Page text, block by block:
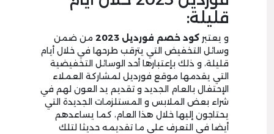
قليلة:
و يعتبر كود خصم فورديل 2023
من ضمن
وسائل التخفيض التي يترقب طرحها في خلال أيام
قليلة، و ذلك بإعتبارها أحد الوسائل التخفيضية
التي يقدمها موقع فورديل لمشاركة العملاء
الإحتفال بالعام الجديد و تقديم يد العون لهم في
شراء بعض الملابس و المستلزمات الجديدة التي
يحتاجون إليها خلال هذا العام، كما يساعدهم
أيضا في التعرف على ما تقديمه حديثا لتلك